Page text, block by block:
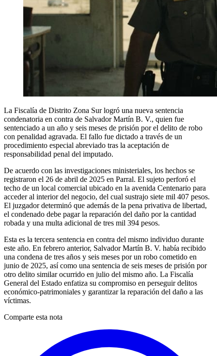
La Fiscalía de Distrito Zona Sur logró una nueva sentencia
condenatoria en contra de Salvador Martín B. V., quien fue
sentenciado a un año y seis meses de prisión por el delito de robo
con penalidad agravada. El fallo fue dictado a través de un
procedimiento especial abreviado tras la aceptación de
responsabilidad penal del imputado.
De acuerdo con las investigaciones ministeriales, los hechos se
registraron el 26 de abril de 2025 en Parral. El sujeto perforó el
techo de un local comercial ubicado en la avenida Centenario para
acceder al interior del negocio, del cual sustrajo siete mil 407 pesos.
El juzgador determinó que además de la pena privativa de libertad,
el condenado debe pagar la reparación del daño por la cantidad
robada y una multa adicional de tres mil 394 pesos.
Esta es la tercera sentencia en contra del mismo individuo durante
este año. En febrero anterior, Salvador Martín B. V. había recibido
una condena de tres años y seis meses por un robo cometido en
junio de 2025, así como una sentencia de seis meses de prisión por
otro delito similar ocurrido en julio del mismo año. La Fiscalía
General del Estado enfatiza su compromiso en perseguir delitos
económico-patrimoniales y garantizar la reparación del daño a las
víctimas.
Comparte esta nota